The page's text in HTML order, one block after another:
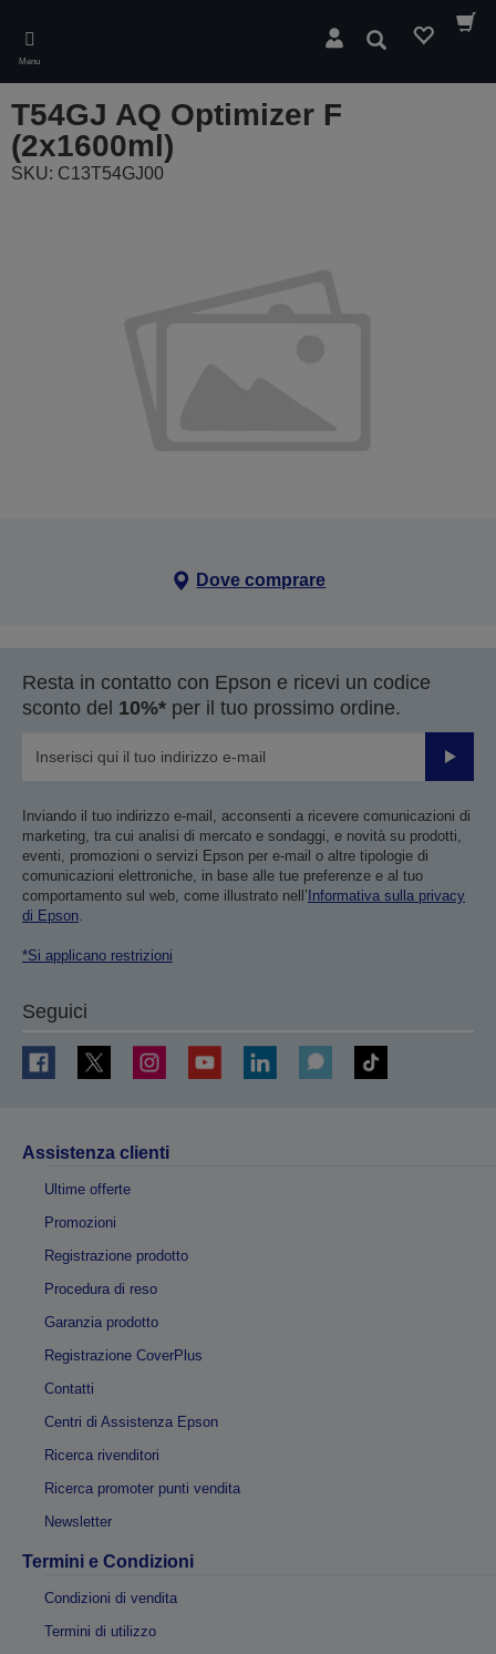
main
content
Menu
Cerca
T54GJ AQ Optimizer F
(2x1600ml)
SKU: C13T54GJ00
Dove comprare
Resta in contatto con Epson e ricevi un codice
sconto del 10%* per il tuo prossimo ordine.
Invia
Inviando il tuo indirizzo e-mail, acconsenti a ricevere comunicazioni di
marketing, tra cui analisi di mercato e sondaggi, e novità su prodotti,
eventi, promozioni o servizi Epson per e-mail o altre tipologie di
comunicazioni elettroniche, in base alle tue preferenze e al tuo
comportamento sul web, come illustrato nell’ Informativa sulla privacy
di Epson
*Si applicano restrizioni
Seguici
Assistenza clienti
Ultime offerte
Promozioni
Registrazione prodotto
Procedura di reso
Garanzia prodotto
Registrazione CoverPlus
Contatti
Centri di Assistenza Epson
Ricerca rivenditori
Ricerca promoter punti vendita
Newsletter
Termini e Condizioni
Condizioni di vendita
Termini di utilizzo